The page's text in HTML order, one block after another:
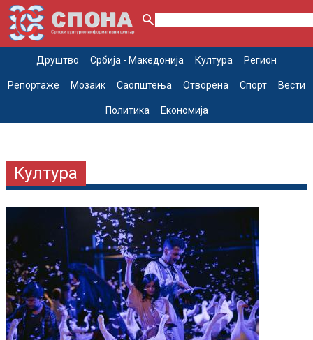
Друштво Србија - Македонија Култура Регион
Репортаже Мозаик Саопштења Отворена Спорт Вести
Политика Економија
Култура